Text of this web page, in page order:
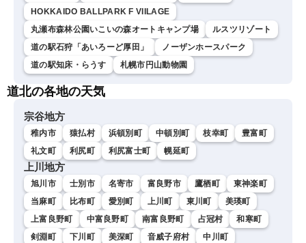
HOKKAIDO BALLPARK F VIILAGE
丸瀬布森林公園いこいの森オートキャンプ場
ルスツリゾート
道の駅石狩「あいろーど厚田」
ノーザンホースパーク
道の駅知床・らうす
札幌市円山動物園
道北の各地の天気
宗谷地方
稚内市 猿払村 浜頓別町 中頓別町 枝幸町
豊富町
礼文町
利尻町 利尻富士町 幌延町
上川地方
旭川市 士別市 名寄市 富良野市 鷹栖町
東神楽町
当麻町
比布町 愛別町 上川町 東川町
美瑛町
上富良野町
中富良野町 南富良野町 占冠村
和寒町
剣淵町
下川町 美深町 音威子府村
中川町